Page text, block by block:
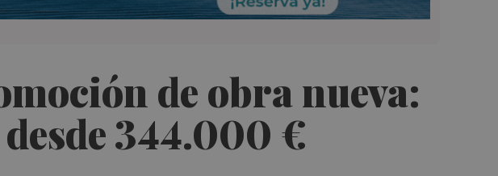
de obra nueva:
344.000 €